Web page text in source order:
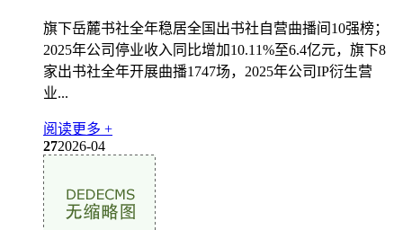
旗下岳麓书社全年稳居全国出书社自营曲播间10强榜；
2025年公司停业收入同比增加10.11%至6.4亿元，旗下8
家出书社全年开展曲播1747场，2025年公司IP衍生营
业...
阅读更多 +
272026-04